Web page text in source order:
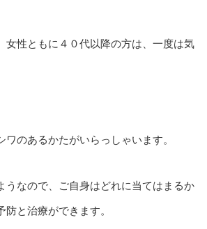
女性ともに４０代以降の方は、一度は気
のあるかたがいらっしゃいます。
うなので、ご自身はどれに当てはまるか
と治療ができます。